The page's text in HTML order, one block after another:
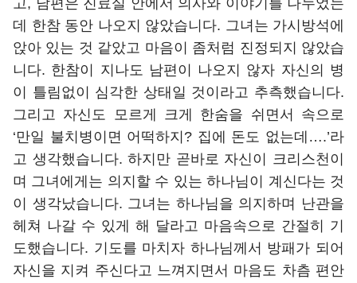
데 한참 동안 나오지 않았습니다. 그녀는 가시방석에
앉아 있는 것 같았고 마음이 좀처럼 진정되지 않았습
니다. 한참이 지나도 남편이 나오지 않자 자신의 병
이 틀림없이 심각한 상태일 것이라고 추측했습니다.
그리고 자신도 모르게 크게 한숨을 쉬면서 속으로
‘만일 불치병이면 어떡하지? 집에 돈도 없는데….’라
고 생각했습니다. 하지만 곧바로 자신이 크리스천이
며 그녀에게는 의지할 수 있는 하나님이 계신다는 것
이 생각났습니다. 그녀는 하나님을 의지하며 난관을
헤쳐 나갈 수 있게 해 달라고 마음속으로 간절히 기
도했습니다. 기도를 마치자 하나님께서 방패가 되어
자신을 지켜 주신다고 느껴지면서 마음도 차츰 편안